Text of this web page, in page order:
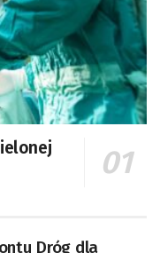
Dróg dla